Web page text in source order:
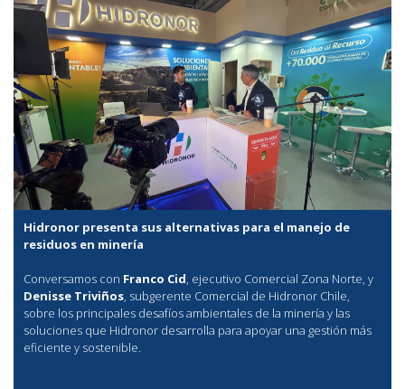
Hidronor presenta sus alternativas para el manejo de
residuos en minería
Conversamos con Franco Cid, ejecutivo Comercial Zona Norte, y
Denisse Triviños, subgerente Comercial de Hidronor Chile,
sobre los principales desafíos ambientales de la minería y las
soluciones que Hidronor desarrolla para apoyar una gestión más
eficiente y sostenible.